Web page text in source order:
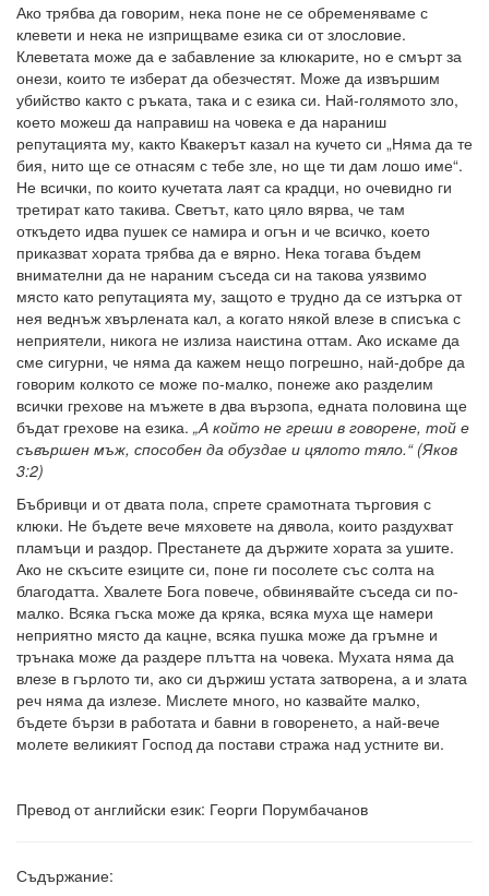
Ако трябва да говорим, нека поне не се обременяваме с
клевети и нека не изприщваме езика си от злословие.
Клеветата може да е забавление за клюкарите, но е смърт за
онези, които те изберат да обезчестят. Може да извършим
убийство както с ръката, така и с езика си. Най-голямото зло,
което можеш да направиш на човека е да нараниш
репутацията му, както Квакерът казал на кучето си „Няма да те
бия, нито ще се отнасям с тебе зле, но ще ти дам лошо име“.
Не всички, по които кучетата лаят са крадци, но очевидно ги
третират като такива. Светът, като цяло вярва, че там
откъдето идва пушек се намира и огън и че всичко, което
приказват хората трябва да е вярно. Нека тогава бъдем
внимателни да не нараним съседа си на такова уязвимо
място като репутацията му, защото е трудно да се изтърка от
нея веднъж хвърлената кал, а когато някой влезе в списъка с
неприятели, никога не излиза наистина оттам. Ако искаме да
сме сигурни, че няма да кажем нещо погрешно, най-добре да
говорим колкото се може по-малко, понеже ако разделим
всички грехове на мъжете в два вързопа, едната половина ще
бъдат грехове на езика. „А който не греши в говорене, той е
съвършен мъж, способен да обуздае и цялото тяло.“ (Яков
3:2)
Бъбривци и от двата пола, спрете срамотната търговия с
клюки. Не бъдете вече мяховете на дявола, които раздухват
пламъци и раздор. Престанете да държите хората за ушите.
Ако не скъсите езиците си, поне ги посолете със солта на
благодатта. Хвалете Бога повече, обвинявайте съседа си по-
малко. Всяка гъска може да кряка, всяка муха ще намери
неприятно място да кацне, всяка пушка може да гръмне и
трънака може да раздере плътта на човека. Мухата няма да
влезе в гърлото ти, ако си държиш устата затворена, а и злата
реч няма да излезе. Мислете много, но казвайте малко,
бъдете бързи в работата и бавни в говоренето, а най-вече
молете великият Господ да постави стража над устните ви.
Превод от английски език: Георги Порумбачанов
Съдържание: